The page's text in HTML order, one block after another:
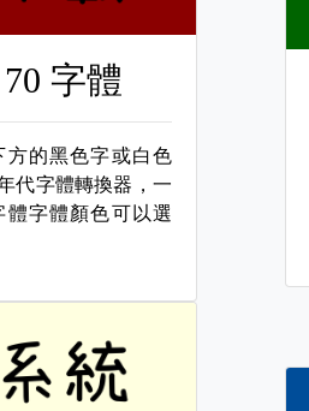
70 字體
方的黑色字或白色
代字體轉換器，一
體字體顏色可以選